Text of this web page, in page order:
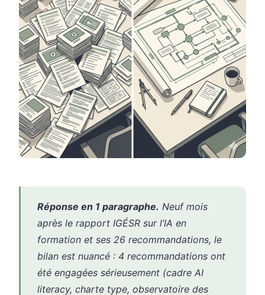
Réponse en 1 paragraphe. Neuf mois
après le rapport IGÉSR sur l’IA en
formation et ses 26 recommandations, le
bilan est nuancé : 4 recommandations ont
été engagées sérieusement (cadre AI
literacy, charte type, observatoire des